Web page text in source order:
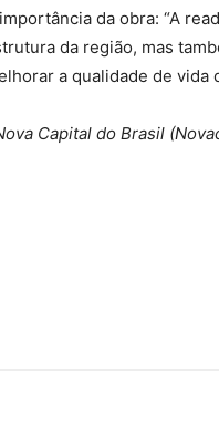
da obra: “A
da região, mas
a qualidade de vida
Capital do Brasil